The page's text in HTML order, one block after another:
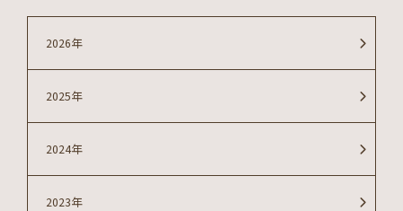
2026年
2025年
2024年
2023年